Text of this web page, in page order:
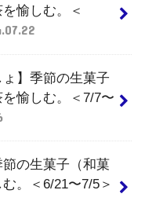
を愉しむ。＜
ょ】季節の生菓子
を愉しむ。＜7/7〜
節の生菓子（和菓
。＜6/21〜7/5＞